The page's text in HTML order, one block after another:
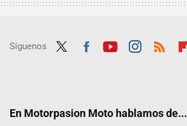
Síguenos
En Motorpasion Moto hablamos de...